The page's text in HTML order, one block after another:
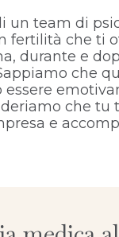
un team di
fertilità che ti
durante e
che
che tu
e